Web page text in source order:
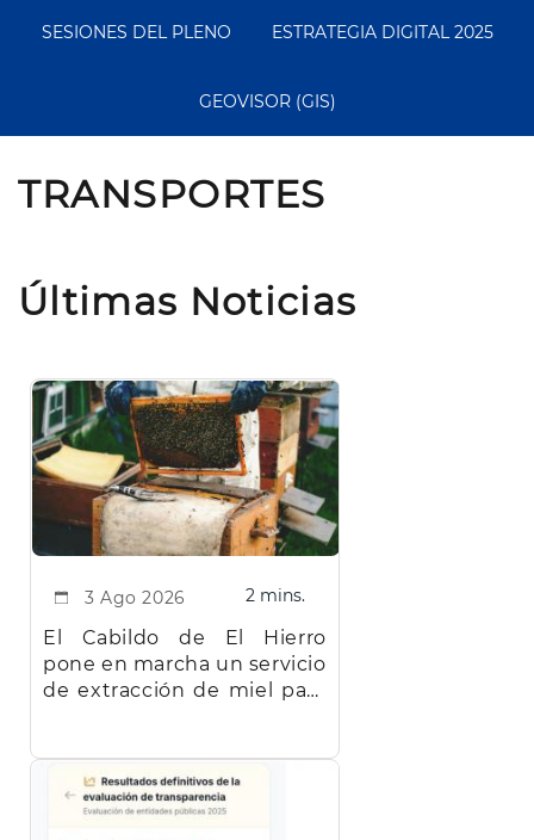
SESIONES DEL PLENO ESTRATEGIA DIGITAL 2025
GEOVISOR (GIS)
TRANSPORTES
Últimas Noticias
3 Ago 2026 2 mins.
El Cabildo de El Hierro
pone en marcha un servicio
de extracción de miel para